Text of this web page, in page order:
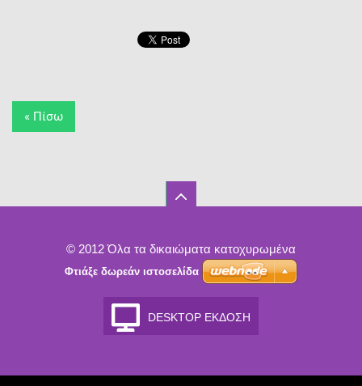
« Πίσω
© 2012 Όλα τα δικαιώματα κατοχυρωμένα
Φτιάξε δωρεάν ιστοσελίδα
DESKTOP ΈΚΔΟΣΗ